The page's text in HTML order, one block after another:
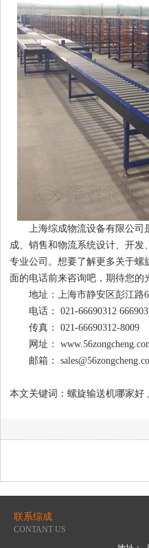
上海综成物流设备有限公司
成、销售和物流系统设计、开发
专业公司。想要了解更多关于
面的电话前来咨询吧，期待您的
地址：上海市静安区彭江路
电话： 021-66690312
传真： 021-66690312-8009
网址：
邮箱：
本文关键词：螺旋输送机哪家好
联系综成
CONTANT US